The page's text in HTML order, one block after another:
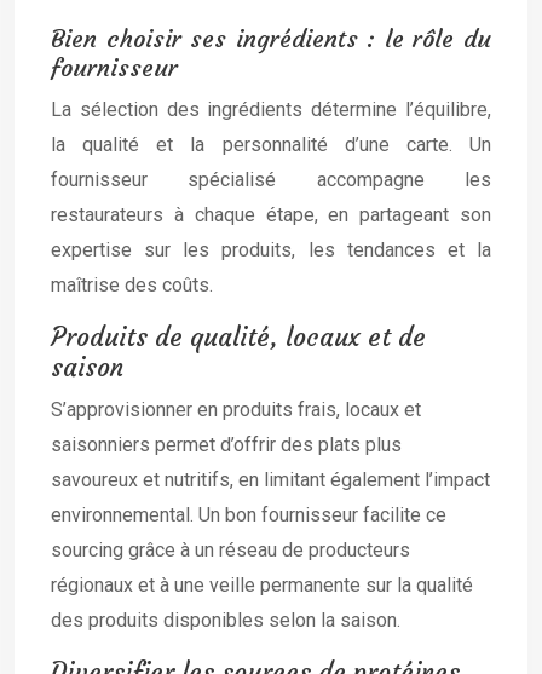
Bien choisir ses ingrédients : le rôle du
fournisseur
La sélection des ingrédients détermine l’équilibre,
la qualité et la personnalité d’une carte. Un
fournisseur spécialisé accompagne les
restaurateurs à chaque étape, en partageant son
expertise sur les produits, les tendances et la
maîtrise des coûts.
Produits de qualité, locaux et de
saison
S’approvisionner en produits frais, locaux et
saisonniers permet d’offrir des plats plus
savoureux et nutritifs, en limitant également l’impact
environnemental. Un bon fournisseur facilite ce
sourcing grâce à un réseau de producteurs
régionaux et à une veille permanente sur la qualité
des produits disponibles selon la saison.